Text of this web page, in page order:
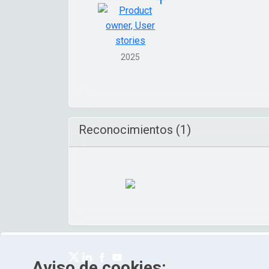
2025
Reconocimientos (1)